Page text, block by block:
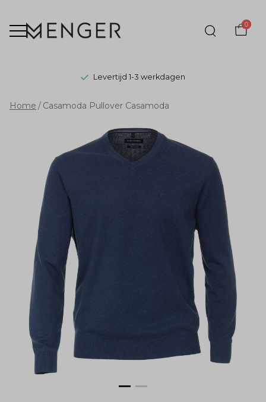
0
Levertijd 1-3 werkdagen
Casamoda
Pullover
Casamoda
Menger
Mode
Home Casamoda Pullover Casamoda